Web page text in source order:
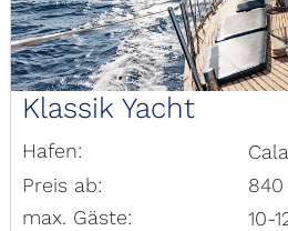
Klassik Yacht
Hafen:
Preis ab:
max. Gäste:
10-